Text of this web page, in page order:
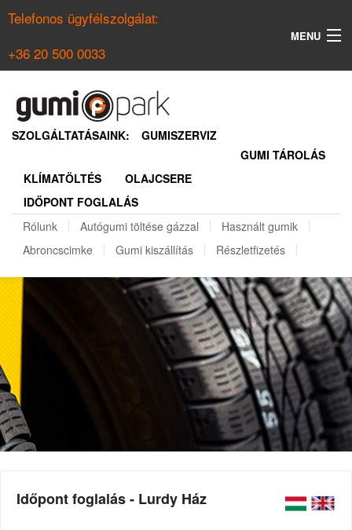
Telefonos ügyfélszolgálat:
+36 20 500 0033
MENU
NYÁRI GUMI KERESŐ
REGISZTRÁCIÓ
SZOLGÁLTATÁSAINK:
GUMISZERVIZ
GUMI TÁROLÁS
KLÍMATÖLTÉS
OLAJCSERE
IDŐPONT FOGLALÁS
Rólunk
Autógumi töltése gázzal
Használt gumik
Abroncscimke
Gumi kiszállítás Részletfizetés
Időpont foglalás - Lurdy Ház